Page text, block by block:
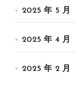
2025 年 5 月
2025 年 4 月
2025 年 2 月